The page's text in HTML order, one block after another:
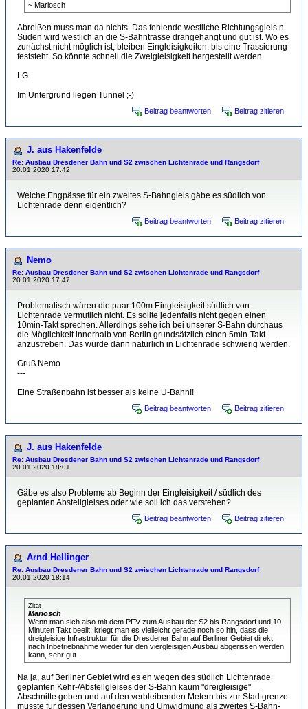
~ Mariosch
Abreißen muss man da nichts. Das fehlende westliche Richtungsgleis n.
Süden wird westlich an die S-Bahntrasse drangehängt und gut ist. Wo es
zunächst nicht möglich ist, bleiben Eingleisigkeiten, bis eine Trassierung
feststeht. So könnte schnell die Zweigleisigkeit hergestellt werden.
LG
Im Untergrund liegen Tunnel ;-)
Beitrag beantworten Beitrag zitieren
J. aus Hakenfelde
Re: Ausbau Dresdener Bahn und S2 zwischen Lichtenrade und Rangsdorf
20.01.2020 17:42
Welche Engpässe für ein zweites S-Bahngleis gäbe es südlich von
Lichtenrade denn eigentlich?
Beitrag beantworten Beitrag zitieren
Nemo
Re: Ausbau Dresdener Bahn und S2 zwischen Lichtenrade und Rangsdorf
20.01.2020 17:47
Problematisch wären die paar 100m Eingleisigkeit südlich von
Lichtenrade vermutlich nicht. Es sollte jedenfalls nicht gegen einen
10min-Takt sprechen. Allerdings sehe ich bei unserer S-Bahn durchaus
die Möglichkeit innerhalb von Berlin grundsätzlich einen 5min-Takt
anzustreben. Das würde dann natürlich in Lichtenrade schwierig werden.
Gruß Nemo
---
Eine Straßenbahn ist besser als keine U-Bahn!!
Beitrag beantworten Beitrag zitieren
J. aus Hakenfelde
Re: Ausbau Dresdener Bahn und S2 zwischen Lichtenrade und Rangsdorf
20.01.2020 18:01
Gäbe es also Probleme ab Beginn der Eingleisigkeit / südlich des
geplanten Abstellgleises oder wie soll ich das verstehen?
Beitrag beantworten Beitrag zitieren
Arnd Hellinger
Re: Ausbau Dresdener Bahn und S2 zwischen Lichtenrade und Rangsdorf
20.01.2020 18:14
Zitat
Mariosch
Wenn man sich also mit dem PFV zum Ausbau der S2 bis Rangsdorf und 10
Minuten Takt beeilt, kriegt man es vielleicht gerade noch so hin, dass die
dreigleisige Infrastruktur für die Dresdener Bahn auf Berliner Gebiet direkt
nach Inbetriebnahme wieder für den viergleisigen Ausbau abgerissen werden
kann, sehr gut.
Na ja, auf Berliner Gebiet wird es eh wegen des südlich Lichtenrade
geplanten Kehr-/Abstellgleises der S-Bahn kaum "dreigleisige"
Abschnitte geben und auf den verbleibenden Metern bis zur Stadtgrenze
müsste für dessen Verlängerung und Umwidmung als zweites S-Bahn-